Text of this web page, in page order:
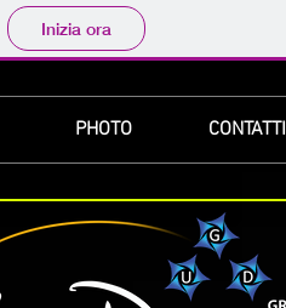
Inizia ora
PHOTO CONTATTI